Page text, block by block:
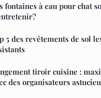
fontaines à eau pour chat
5 des revêtements de sol
tiroir cuisine :
des organisateurs